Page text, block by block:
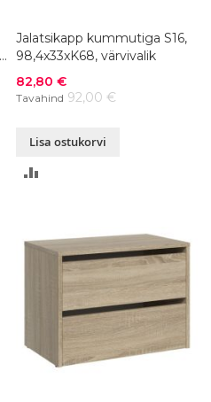
Jalatsikapp kummutiga S16,
98,4x33xK68, värvivalik
Soodushind
82,80 €
Tavahind 92,00 €
Lisa ostukorvi